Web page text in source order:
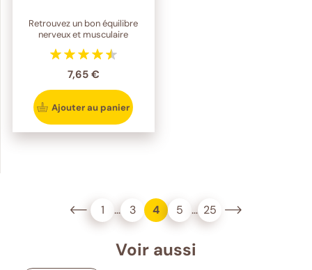
Retrouvez un bon équilibre
nerveux et musculaire
7,65 €
Ajouter au panier
1 … 3 4 5 … 25
Voir aussi